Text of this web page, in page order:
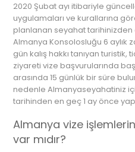
2020 Şubat ayı itibariyle
uygulamaları ve kurallarına
planlanan seyahat
Almanya Konsolosluğu 6 aylık
gün kalış hakkı tanıyan
ziyareti vize başvurularında
arasında 15 günlük bir süre
nedenle Almanyaseyahatiniz
tarihinden en geç 1 ay önce
Almanya vize
var mıdır?